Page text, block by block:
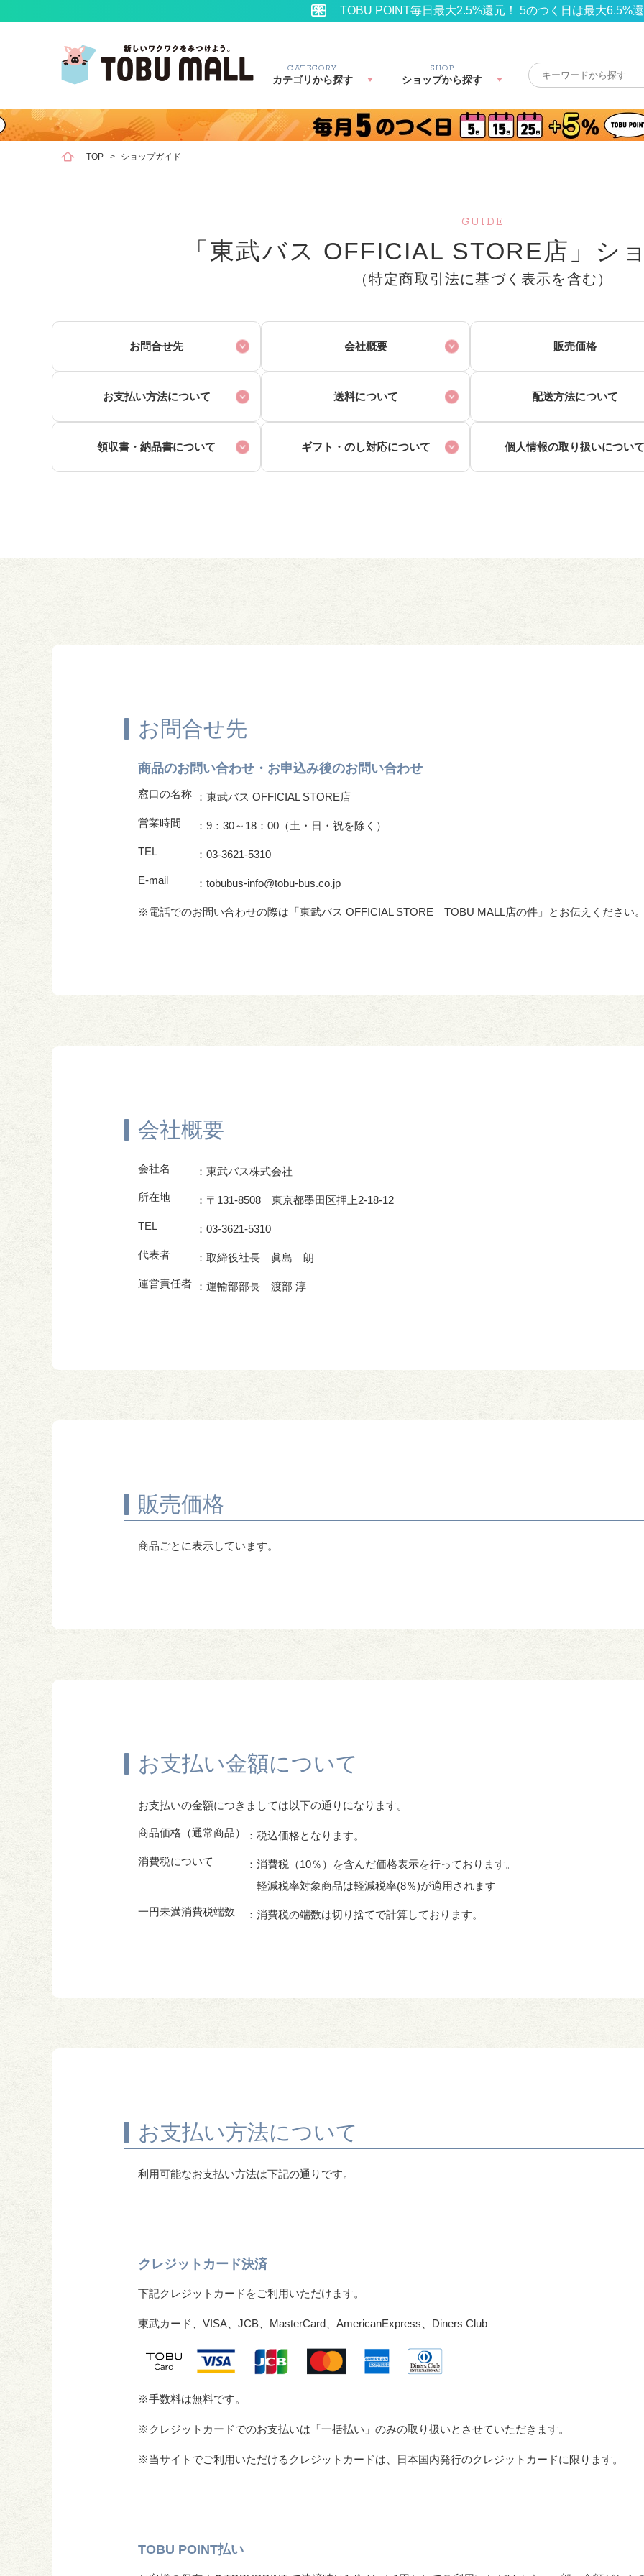
TOBU POINT毎日最大2.5%還元！ 5のつく日は最大6.5%
CATEGORY
カテゴリから探す
SHOP
ショップから探す
TOP > ショップガイド
GUIDE
「東武バス OFFICIAL STORE店」 シ
（特定商取引法に基づく表示を含む）
お問合せ先 会社概要 販売価格
お支払い方法について 送料について 配送方法について
領収書・ 納品書について ギフト・ のし対応について 個人情報の取り扱いについて
お問合せ先
商品のお問い合わせ・ お申込み後のお問い合わせ
窓口の名称 ：東武バス OFFICIAL STORE店
営業時間 ：9：30～18：00（土・日・祝を除く）
TEL ：03-3621-5310
E-mail ：tobubus-info@tobu-bus.co.jp
※電話でのお問い合わせの際は「東武バス OFFICIAL STORE TOBU MALL店の件」とお伝えください
会社概要
会社名 ：東武バス株式会社
所在地 ：〒131-8508 東京都墨田区押上2-18-12
TEL ：03-3621-5310
代表者 ：取締役社長 眞島 朗
運営責任者 ：運輸部部長 渡部 淳
販売価格
商品ごとに表示しています。
お支払い金額について
お支払いの金額につきましては以下の通りになります。
商品価格（通常商品） ：税込価格となります。
消費税について
：消費税（10％）を含んだ価格表示を行っております。
軽減税率対象商品は軽減税率(8％)が適用されます
一円未満消費税端数 ：消費税の端数は切り捨てで計算しております。
お支払い方法について
利用可能なお支払い方法は下記の通りです。
クレジットカード決済
下記クレジットカードをご利用いただけます。
東武カード、VISA、JCB、MasterCard、AmericanExpress、Diners Club
※手数料は無料です。
※クレジットカードでのお支払いは「一括払い」のみの取り扱いとさせていただきます。
※当サイトでご利用いただけるクレジットカードは、日本国内発行のクレジットカードに限ります。
TOBU POINT払い